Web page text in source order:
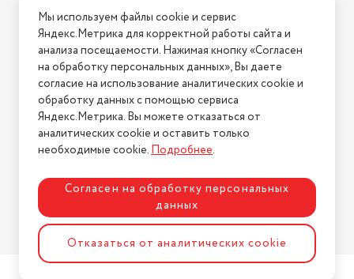
Условия возврата
Нашли ошибку на сайте? Напишите нам
2026 © Интернет-магазин "АстМаркет". У нас есть всё!
Политика конфиденциальности
Разработка сайтаASTDESIGN
Мы используем файлы cookie и сервис
Яндекс.Метрика для корректной работы сайта и
анализа посещаемости. Нажимая кнопку «Согласен
на обработку персональных данных», Вы даете
согласие на использование аналитических cookie и
обработку данных с помощью сервиса
Яндекс.Метрика. Вы можете отказаться от
аналитических cookie и оставить только
необходимые cookie.Подробнее.
Согласен на обработку персональных
данных
Отказаться от аналитических cookie